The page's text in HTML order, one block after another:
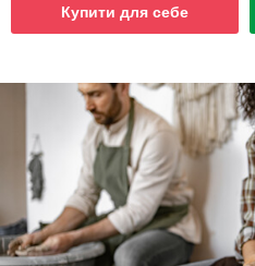
Купити для себе